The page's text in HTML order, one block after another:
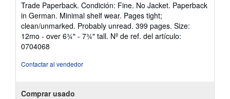
vendedor:
5
de
5
Trade Paperback. Condición: Fine. No Jacket. Paperback
in German. Minimal shelf wear. Pages tight;
clean/unmarked. Probably unread. 399 pages. Size:
12mo - over 6¾" - 7¾" tall. Nº de ref. del artículo:
0704068
Contactar al vendedor
Comprar usado